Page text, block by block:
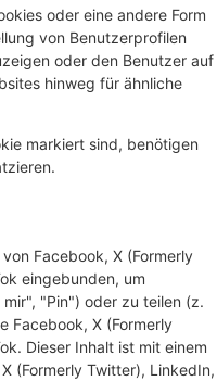
oder eine andere Form
von Benutzerprofilen
oder den Benutzer auf
hinweg für ähnliche
markiert sind, benötigen
Facebook, X (Formerly
eingebunden, um
"Pin") oder zu teilen (z.
Facebook, X (Formerly
Dieser Inhalt ist mit einem
(Formerly Twitter), LinkedIn,